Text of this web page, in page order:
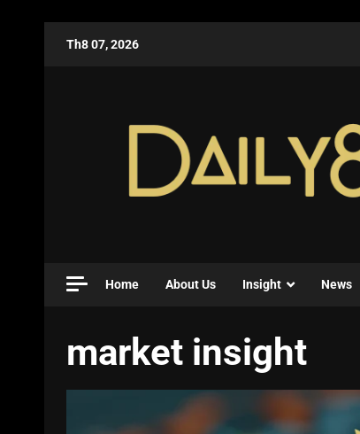
Th8 07, 2026
Home About Us Insight News
market insight